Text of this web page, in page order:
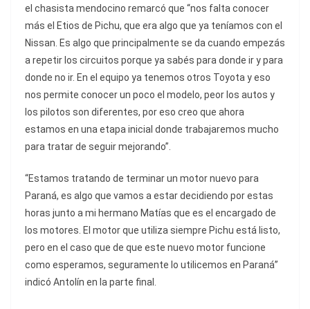
el chasista mendocino remarcó que “nos falta conocer
más el Etios de Pichu, que era algo que ya teníamos con el
Nissan. Es algo que principalmente se da cuando empezás
a repetir los circuitos porque ya sabés para donde ir y para
donde no ir. En el equipo ya tenemos otros Toyota y eso
nos permite conocer un poco el modelo, peor los autos y
los pilotos son diferentes, por eso creo que ahora
estamos en una etapa inicial donde trabajaremos mucho
para tratar de seguir mejorando”.
“Estamos tratando de terminar un motor nuevo para
Paraná, es algo que vamos a estar decidiendo por estas
horas junto a mi hermano Matías que es el encargado de
los motores. El motor que utiliza siempre Pichu está listo,
pero en el caso que de que este nuevo motor funcione
como esperamos, seguramente lo utilicemos en Paraná”
indicó Antolín en la parte final.